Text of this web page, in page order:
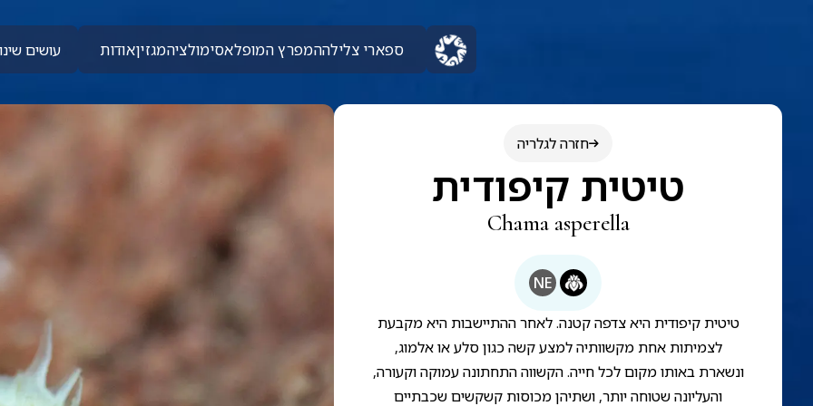
ספארי צלילההמפרץ המופלאסימולציהמגזיןאודות עושים
חזרה לגלריה
טיטית קיפודית
Chama asperella
NE
טיטית קיפודית היא צדפה קטנה. לאחר ההתיישבות היא מקבעת
לצמיתות אחת מקשוותיה למצע קשה כגון סלע או אלמוג,
ונשארת באותו מקום לכל חייה. הקשווה התחתונה עמוקה וקעורה,
והעליונה שטוחה יותר, ושתיהן מכוסות קשקשים שכבתיים